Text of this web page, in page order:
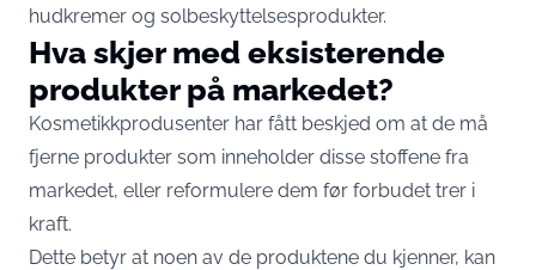
hudkremer og solbeskyttelsesprodukter.
Hva skjer med eksisterende
produkter på markedet?
Kosmetikkprodusenter har fått beskjed om at de må
fjerne produkter som inneholder disse stoffene fra
markedet, eller reformulere dem før forbudet trer i
kraft.
Dette betyr at noen av de produktene du kjenner, kan